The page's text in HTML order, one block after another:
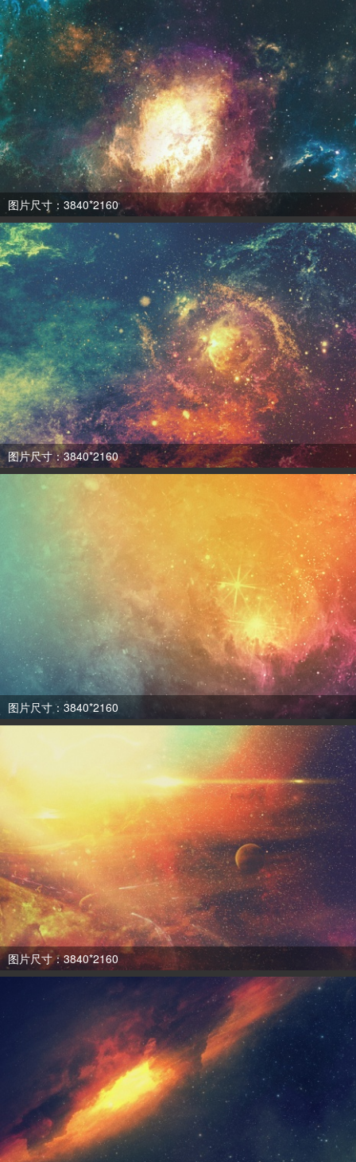
图片尺寸：3840*2160
图片尺寸：3840*2160
图片尺寸：3840*2160
图片尺寸：3840*2160